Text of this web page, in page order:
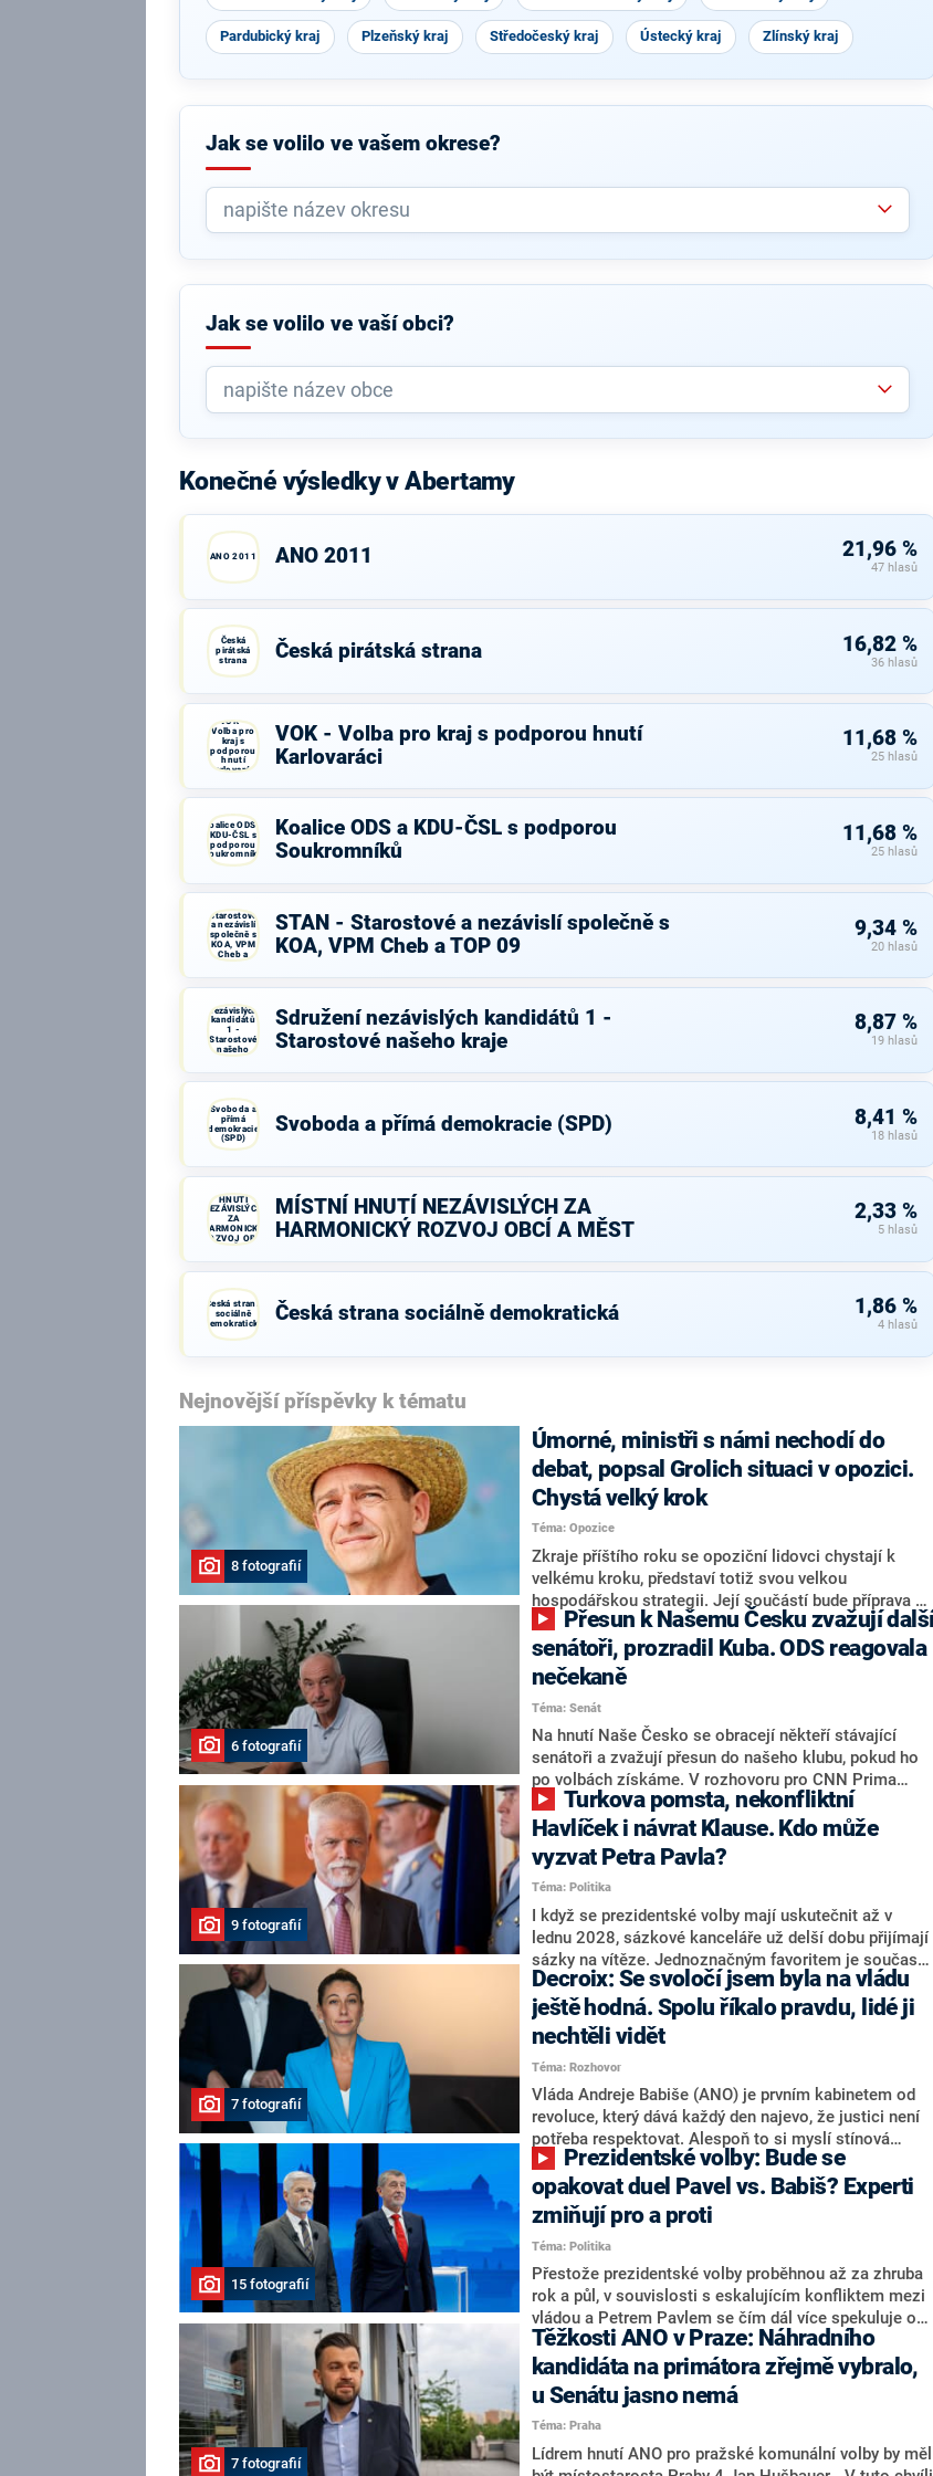
Pardubický kraj Plzeňský kraj Středočeský kraj Ústecký kraj Zlínský kraj
Jak se volilo ve vašem okrese?
Jak se volilo ve vaší obci?
Konečné výsledky v Abertamy
ANO 2011 ANO 2011 21,96 %
47 hlasů
Česká
pirátská
strana
Česká pirátská strana 16,82 %
36 hlasů
VOK -
Volba pro
kraj s
podporou
hnutí
Karlovaráci
VOK - Volba pro kraj s podporou hnutí
Karlovaráci
11,68 %
25 hlasů
Koalice ODS a
KDU-ČSL s
podporou
Soukromníků
Koalice ODS a KDU-ČSL s podporou
Soukromníků
11,68 %
25 hlasů
Starostové
a nezávislí
společně s
KOA, VPM
Cheb a
TOP 09
STAN - Starostové a nezávislí společně s
KOA, VPM Cheb a TOP 09
9,34 %
20 hlasů
nezávislých
kandidátů
1 -
Starostové
našeho
kraje
Sdružení nezávislých kandidátů 1 -
Starostové našeho kraje
8,87 %
19 hlasů
Svoboda a
přímá
demokracie
(SPD)
Svoboda a přímá demokracie (SPD) 8,41 %
18 hlasů
HNUTÍ
NEZÁVISLÝCH
ZA
HARMONICKÝ
ROZVOJ OBCÍ
A MĚST
MÍSTNÍ HNUTÍ NEZÁVISLÝCH ZA
HARMONICKÝ ROZVOJ OBCÍ A MĚST
2,33 %
5 hlasů
Česká strana
sociálně
demokratická
Česká strana sociálně demokratická 1,86 %
4 hlasů
Nejnovější příspěvky k tématu
8 fotografií
Úmorné, ministři s námi nechodí do
debat, popsal Grolich situaci v opozici.
Chystá velký krok
Téma: Opozice
Zkraje příštího roku se opoziční lidovci chystají k
velkému kroku, představí totiž svou velkou
hospodářskou strategii. Její součástí bude příprava na
stárnutí populace, řekl ve středu na setkání s novináři
nový předseda lidovců Jan Grolich. Ten zároveň v
senátních volbách kandiduje ve Vyškově. Popsal i
aktivitu opozice, o níž vládní strany nebo političtí
komentátoři mluví jako o slabé a v defenzivě. „Je to
úmorná práce upozorňovat na chyby vlády. Ministři s
námi navíc nechodí do debat. Chceme ale ukazovat
svoje témata,“ odpověděl Grolich na dotaz CNN Prima
NEWS.
6 fotografií
senátoři, prozradil Kuba. ODS reagovala
nečekaně
Téma: Senát
Na hnutí Naše Česko se obracejí někteří stávající
senátoři a zvažují přesun do našeho klubu, pokud ho
po volbách získáme. V rozhovoru pro CNN Prima
NEWS to řekl zakladatel hnutí a jihočeský hejtman
Martin Kuba. Konkrétní nebyl, ale získat by takto mohl
například senátora Zdeňka Hrabu, který je dnes
součástí klubu ODS a TOP 09. Hraba to na dotaz
redakce nevyloučil. Předseda klubu senátorů ODS
Zdeněk Nytra redakci řekl, že počítá s odchodem
některých senátorů z klubu a že Naše Česko není
nepřítel, ale soupeř.
9 fotografií
Havlíček i návrat Klause. Kdo může
vyzvat Petra Pavla?
Téma: Politika
I když se prezidentské volby mají uskutečnit až v
lednu 2028, sázkové kanceláře už delší dobu přijímají
sázky na vítěze. Jednoznačným favoritem je současná
hlava státu Petr Pavel. Daleko za ním pak bookmakeři
zmiňují dva výrazné politiky ANO, tedy premiéra
Andreje Babiše a ministra průmyslu Karla Havlíčka.
Oblíbeným tipem samotných sázkařů je poslanec za
Motoristy Filip Turek. Politolog Jan Kubáček nicméně
o případné kandidatuře kohokoliv ze zmíněné trojice
značně pochybuje. Podle něj současná koalice dosud
nemá osobu, která by Pavlovi mohla konkurovat.
7 fotografií
Decroix: Se svoločí jsem byla na vládu
ještě hodná. Spolu říkalo pravdu, lidé ji
nechtěli vidět
Téma: Rozhovor
Vláda Andreje Babiše (ANO) je prvním kabinetem od
revoluce, který dává každý den najevo, že justici není
potřeba respektovat. Alespoň to si myslí stínová
ministryně spravedlnosti ODS Eva Decroix. V
rozhovoru pro CNN Prima NEWS si nebrala servítky
ohledně politického výkonu svého nástupce Jeronýma
Tejce (za ANO) či vládní zmocněnkyně pro lidská
práva Taťány Malé (ANO). Označením „svoloč“ na
adresu vlády prý byla ještě hodná. Decroix se také
vrátila k volební porážce koalice Spolu či promluvila o
hnutí Naše Česko Martina Kuby.
15 fotografií
opakovat duel Pavel vs. Babiš? Experti
zmiňují pro a proti
Téma: Politika
Přestože prezidentské volby proběhnou až za zhruba
rok a půl, v souvislosti s eskalujícím konfliktem mezi
vládou a Petrem Pavlem se čím dál více spekuluje o
tom, koho by do bitvy o Hrad mohla vyslat současná
koalice. Někteří političtí komentátoři znovu vytahují
jméno premiéra Andreje Babiše (ANO). Jak moc je
pravděpodobné, že se v prezidentských volbách 2028
bude znovu opakovat souboj z roku 2023?
7 fotografií
Těžkosti ANO v Praze: Náhradního
kandidáta na primátora zřejmě vybralo,
u Senátu jasno nemá
Téma: Praha
Lídrem hnutí ANO pro pražské komunální volby by měl